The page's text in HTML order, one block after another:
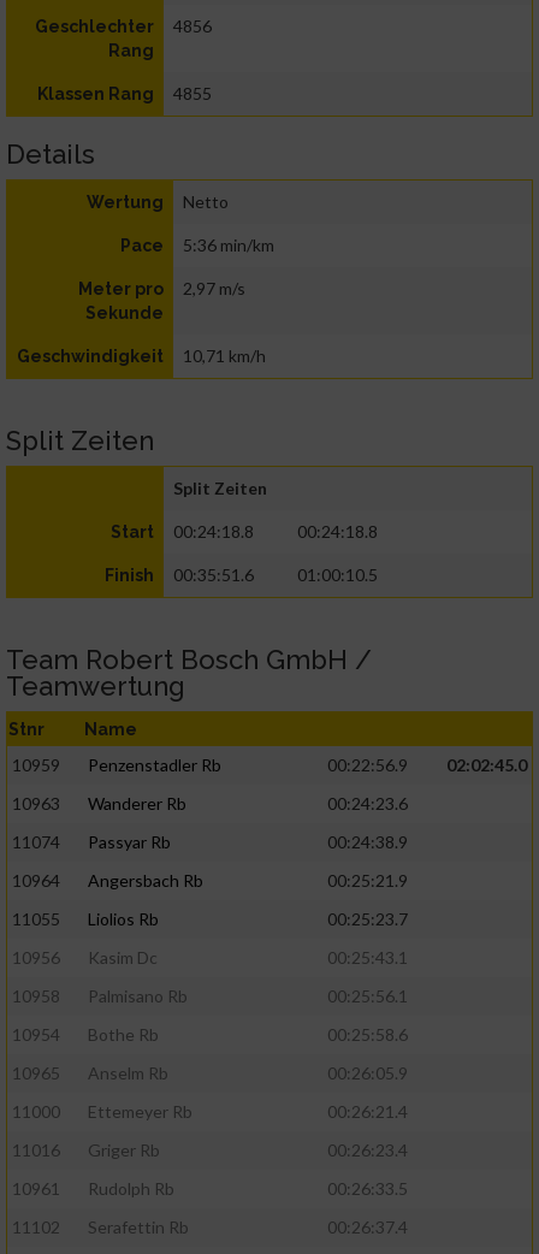
Geschlechter
Rang
4856
Klassen Rang 4855
Details
Wertung Netto
Pace 5:36 min/km
Meter pro
Sekunde
2,97 m/s
Geschwindigkeit 10,71 km/h
Split Zeiten
Split Zeiten
Start 00:24:18.8 00:24:18.8
Finish 00:35:51.6 01:00:10.5
Team Robert Bosch GmbH /
Teamwertung
Stnr Name
10959 Penzenstadler Rb 00:22:56.9
02:02:45.0
10963
Wanderer Rb
00:24:23.6
11074
Passyar Rb
00:24:38.9
10964
Angersbach Rb
00:25:21.9
11055
Liolios Rb
00:25:23.7
10956
Kasim Dc
00:25:43.1
10958
Palmisano Rb
00:25:56.1
10954
Bothe Rb
00:25:58.6
10965
Anselm Rb
00:26:05.9
11000
Ettemeyer Rb
00:26:21.4
11016
Griger Rb
00:26:23.4
10961
Rudolph Rb
00:26:33.5
11102
Serafettin Rb
00:26:37.4